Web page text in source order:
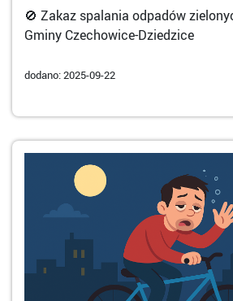
🚫 Zakaz spalania odpadów
Gminy Czechowice-Dziedzice
dodano: 2025-09-22